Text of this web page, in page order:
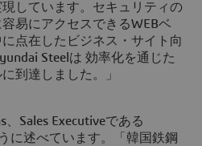
しています。セキュリティの
易にアクセスできるWEBベ
点在したビジネス・サイト向
Steelは 効率化を通じた
到達しました。」
Sales Executiveである
に述べています。「韓国鉄鋼